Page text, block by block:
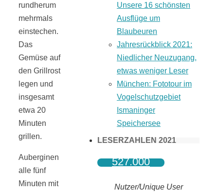
rundherum
mehrmals
einstechen.
Das
Gemüse auf
den Grillrost
legen und
insgesamt
etwa 20
Minuten
grillen.
Auberginen
alle fünf
Minuten mit
Unsere 16 schönsten
Ausflüge um
Blaubeuren
Jahresrückblick 2021:
Niedlicher Neuzugang,
etwas weniger Leser
München: Fototour im
Vogelschutzgebiet
Ismaninger
Speichersee
LESERZAHLEN 2021
527.000
Nutzer/Unique User